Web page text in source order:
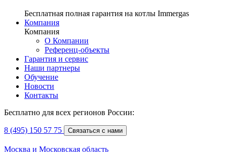
Бесплатная полная гарантия на котлы Immergas
Компания
Компания
О Компании
Референц-объекты
Гарантия и сервис
Наши партнеры
Обучение
Новости
Контакты
Бесплатно для всех регионов России:
8 (495) 150 57 75 Связаться с нами
Москва и Московская область